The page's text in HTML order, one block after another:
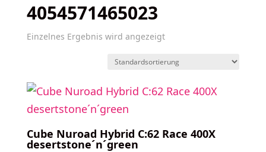
4054571465023
Einzelnes Ergebnis wird angezeigt
Cube Nuroad Hybrid C:62 Race 400X
desertstone´n´green